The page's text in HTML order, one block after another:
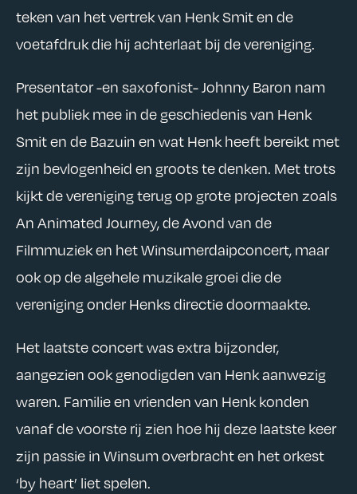
teken van het vertrek van Henk Smit en de
voetafdruk die hij achterlaat bij de vereniging.
Presentator -en saxofonist- Johnny Baron nam
het publiek mee in de geschiedenis van Henk
Smit en de Bazuin en wat Henk heeft bereikt met
zijn bevlogenheid en groots te denken. Met trots
kijkt de vereniging terug op grote projecten zoals
An Animated Journey, de Avond van de
Filmmuziek en het Winsumerdaipconcert, maar
ook op de algehele muzikale groei die de
vereniging onder Henks directie doormaakte.
Het laatste concert was extra bijzonder,
aangezien ook genodigden van Henk aanwezig
waren. Familie en vrienden van Henk konden
vanaf de voorste rij zien hoe hij deze laatste keer
zijn passie in Winsum overbracht en het orkest
‘by heart’ liet spelen.